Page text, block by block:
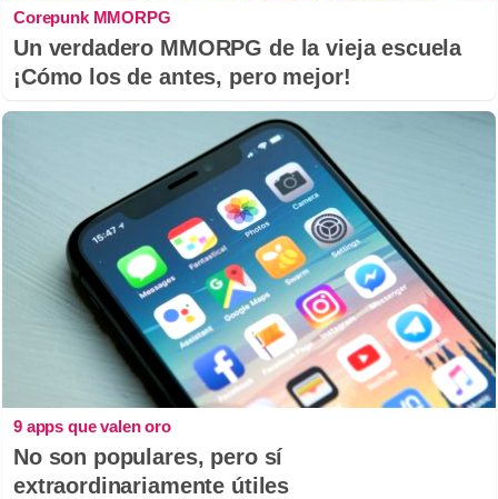
Corepunk MMORPG
Un verdadero MMORPG de la vieja escuela
¡Cómo los de antes, pero mejor!
9 apps que valen oro
No son populares, pero sí
extraordinariamente útiles